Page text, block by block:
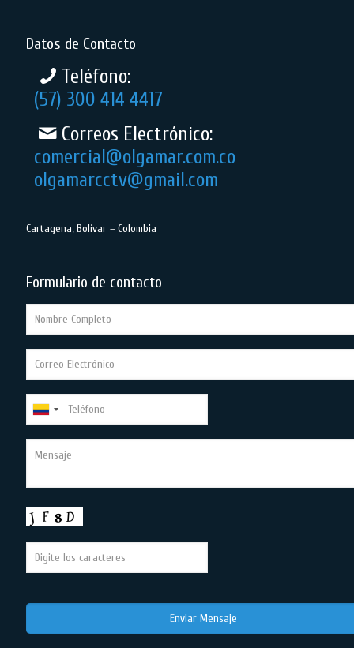
Datos de Contacto
Teléfono:
(57) 300 414 4417
Correos Electrónico:
comercial@olgamar.com.co
olgamarcctv@gmail.com
Cartagena, Bolívar – Colombia
Formulario de contacto